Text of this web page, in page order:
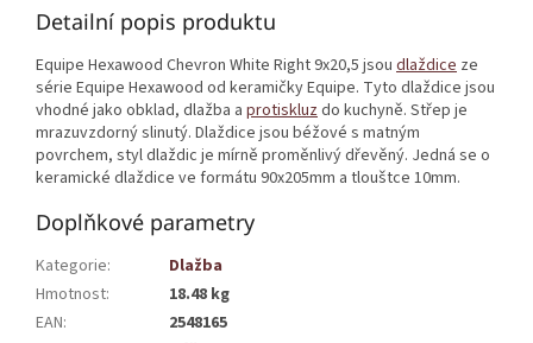
Detailní popis produktu
Equipe Hexawood Chevron White Right 9x20,5 jsou dlaždice ze
série Equipe Hexawood od keramičky Equipe. Tyto dlaždice jsou
vhodné jako obklad, dlažba a protiskluzdo kuchyně. Střep je
mrazuvzdorný slinutý. Dlaždice jsou béžové s matným
povrchem, styl dlaždic je mírně proměnlivý dřevěný. Jedná se o
keramické dlaždice ve formátu 90x205mm a tlouštce 10mm.
Doplňkové parametry
Kategorie:
Dlažba
Hmotnost:
18.48 kg
EAN:
2548165